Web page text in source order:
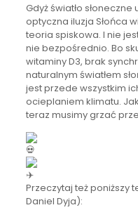
Gdyż światło
optyczna iluzja Słońca
teoria spiskowa. I nie
nie bezpośrednio. Bo
witaminy D3, brak
naturalnym światłem
jest przede wszystkim
ocieplaniem klimatu.
teraz musimy grzać
Przeczytaj też poniższy
Daniel Dyja):